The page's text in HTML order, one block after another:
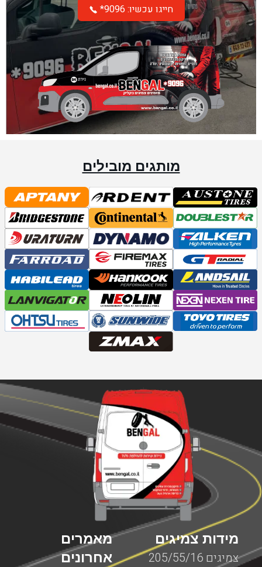
*חייגו עכשיו: 9096
מותגים מובילים
מאמרים
אחרונים
מידות צמיגים
צמיגים 205/55/16